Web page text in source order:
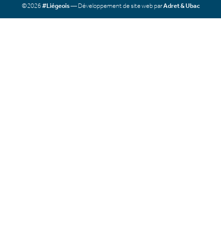
©2026#Liégeois— Développement de site web parAdret & Ubac